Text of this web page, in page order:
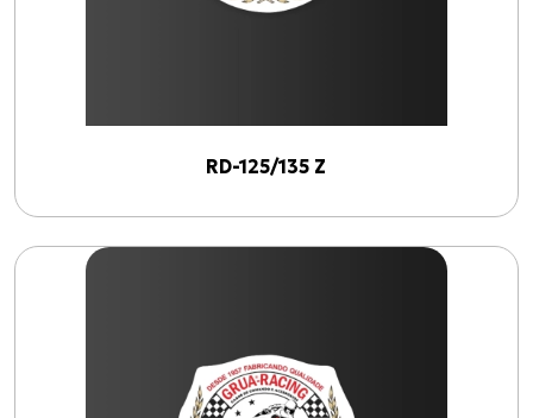
BURGMAN-125 I
Cabo de Embreagem para S-1000 R (17 até 18)
RD-125/135 Z